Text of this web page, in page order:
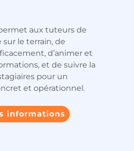
aux tuteurs de
le terrain, de
d’animer et
et de suivre la
pour un
et opérationnel.
informations